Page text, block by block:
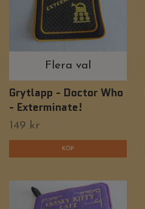
Flera val
Grytlapp - Doctor Who
- Exterminate!
149 kr
KÖP